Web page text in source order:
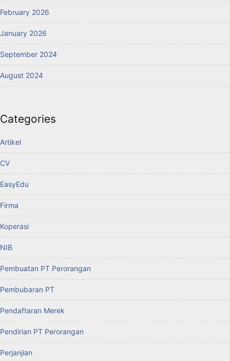
February 2026
January 2026
September 2024
August 2024
Categories
Artikel
CV
EasyEdu
Firma
Koperasi
NIB
Pembuatan PT Perorangan
Pembubaran PT
Pendaftaran Merek
Pendirian PT Perorangan
Perjanjian